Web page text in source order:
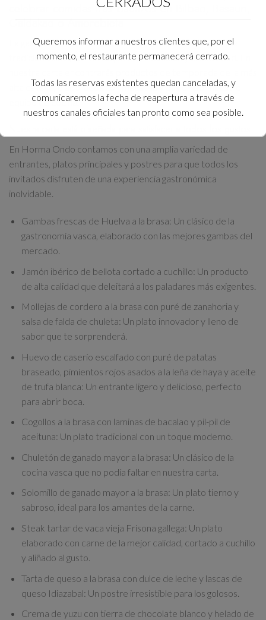
celebrar comidas tras bautizos en Bilbao, Basauri,
Galdakao o Amorebieta
gastronomíade Horma Ondo es unaauténtica oda a la
tradición vasca, con un toque deinnovación y creatividad
alta calidad , elaborados conmaestría y pasiónpor nuestro
equipo de cocina.
En Horma Ondo contamos con una amplia variedad de
entrantes, platos principales y postres para que todos los
invitados disfruten de una experiencia gastronómica
inolvidable.
Gambas frescas de Huelva a la brasa: Un clásico de la
gastronomía vasca, elaborado con las mejores gambas del
mercado.
Jamón ibérico de bellota cortado a cuchillo: Un producto
de alta calidad que deleitará a los paladares más exigentes.
Mollejas de cordero a la brasa con puré de zanahoria y
salsa de falda de chuleta: Un plato innovador y lleno de
sabor que te sorprenderá.
Huevo de caserío escalfado con puré de patatas
braseado, pimientos rojos asados a la leña de haya y aceite
de trufa blanca: Un entrante ligero y delicioso, perfecto
para abrir boca.
Cogollos a la brasa con laminas de bacalao y pil-pil de
aceituna: Un plato tradicional con un toque moderno.
Chuletón de ganado mayor a la brasa: Un clásico de la
cocina vasca que no podía faltar en nuestra carta.
Solomillo de ganado mayor a la brasa: Un plato tierno y
sabroso, ideal para los amantes de la carne.
Steak tartar de vaca vieja Frisona gallega: Un plato
elaborado con carne de la mejor calidad, cortado a cuchillo
y aliñado al gusto.
Tarta de queso a la brasa con dulce de leche y lascas de
queso Idiazabal: Un postre irresistible para los golosos.
Crema de yuzu con tierra de chocolate blanco y helado de
Queremos informar a nuestros clientes que, por el
momento, el restaurante permanecerá cerrado.
Todas las reservas existentes quedan canceladas, y
comunicaremos la fecha de reapertura a través de
nuestros canales oficiales tan pronto como sea posible.
Agradecemos sinceramente su comprensión y
lamentamos las molestias que esto pueda ocasionar.
Esto se cerrará en 13segundos